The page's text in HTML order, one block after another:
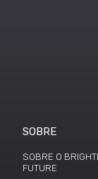
SOBRE
SOBRE O
FUTURE